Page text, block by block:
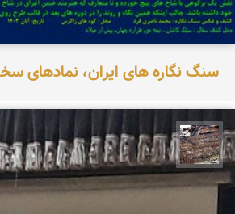
سنگ نگاره های ایران، نمادهای
محمد ناصری فرد